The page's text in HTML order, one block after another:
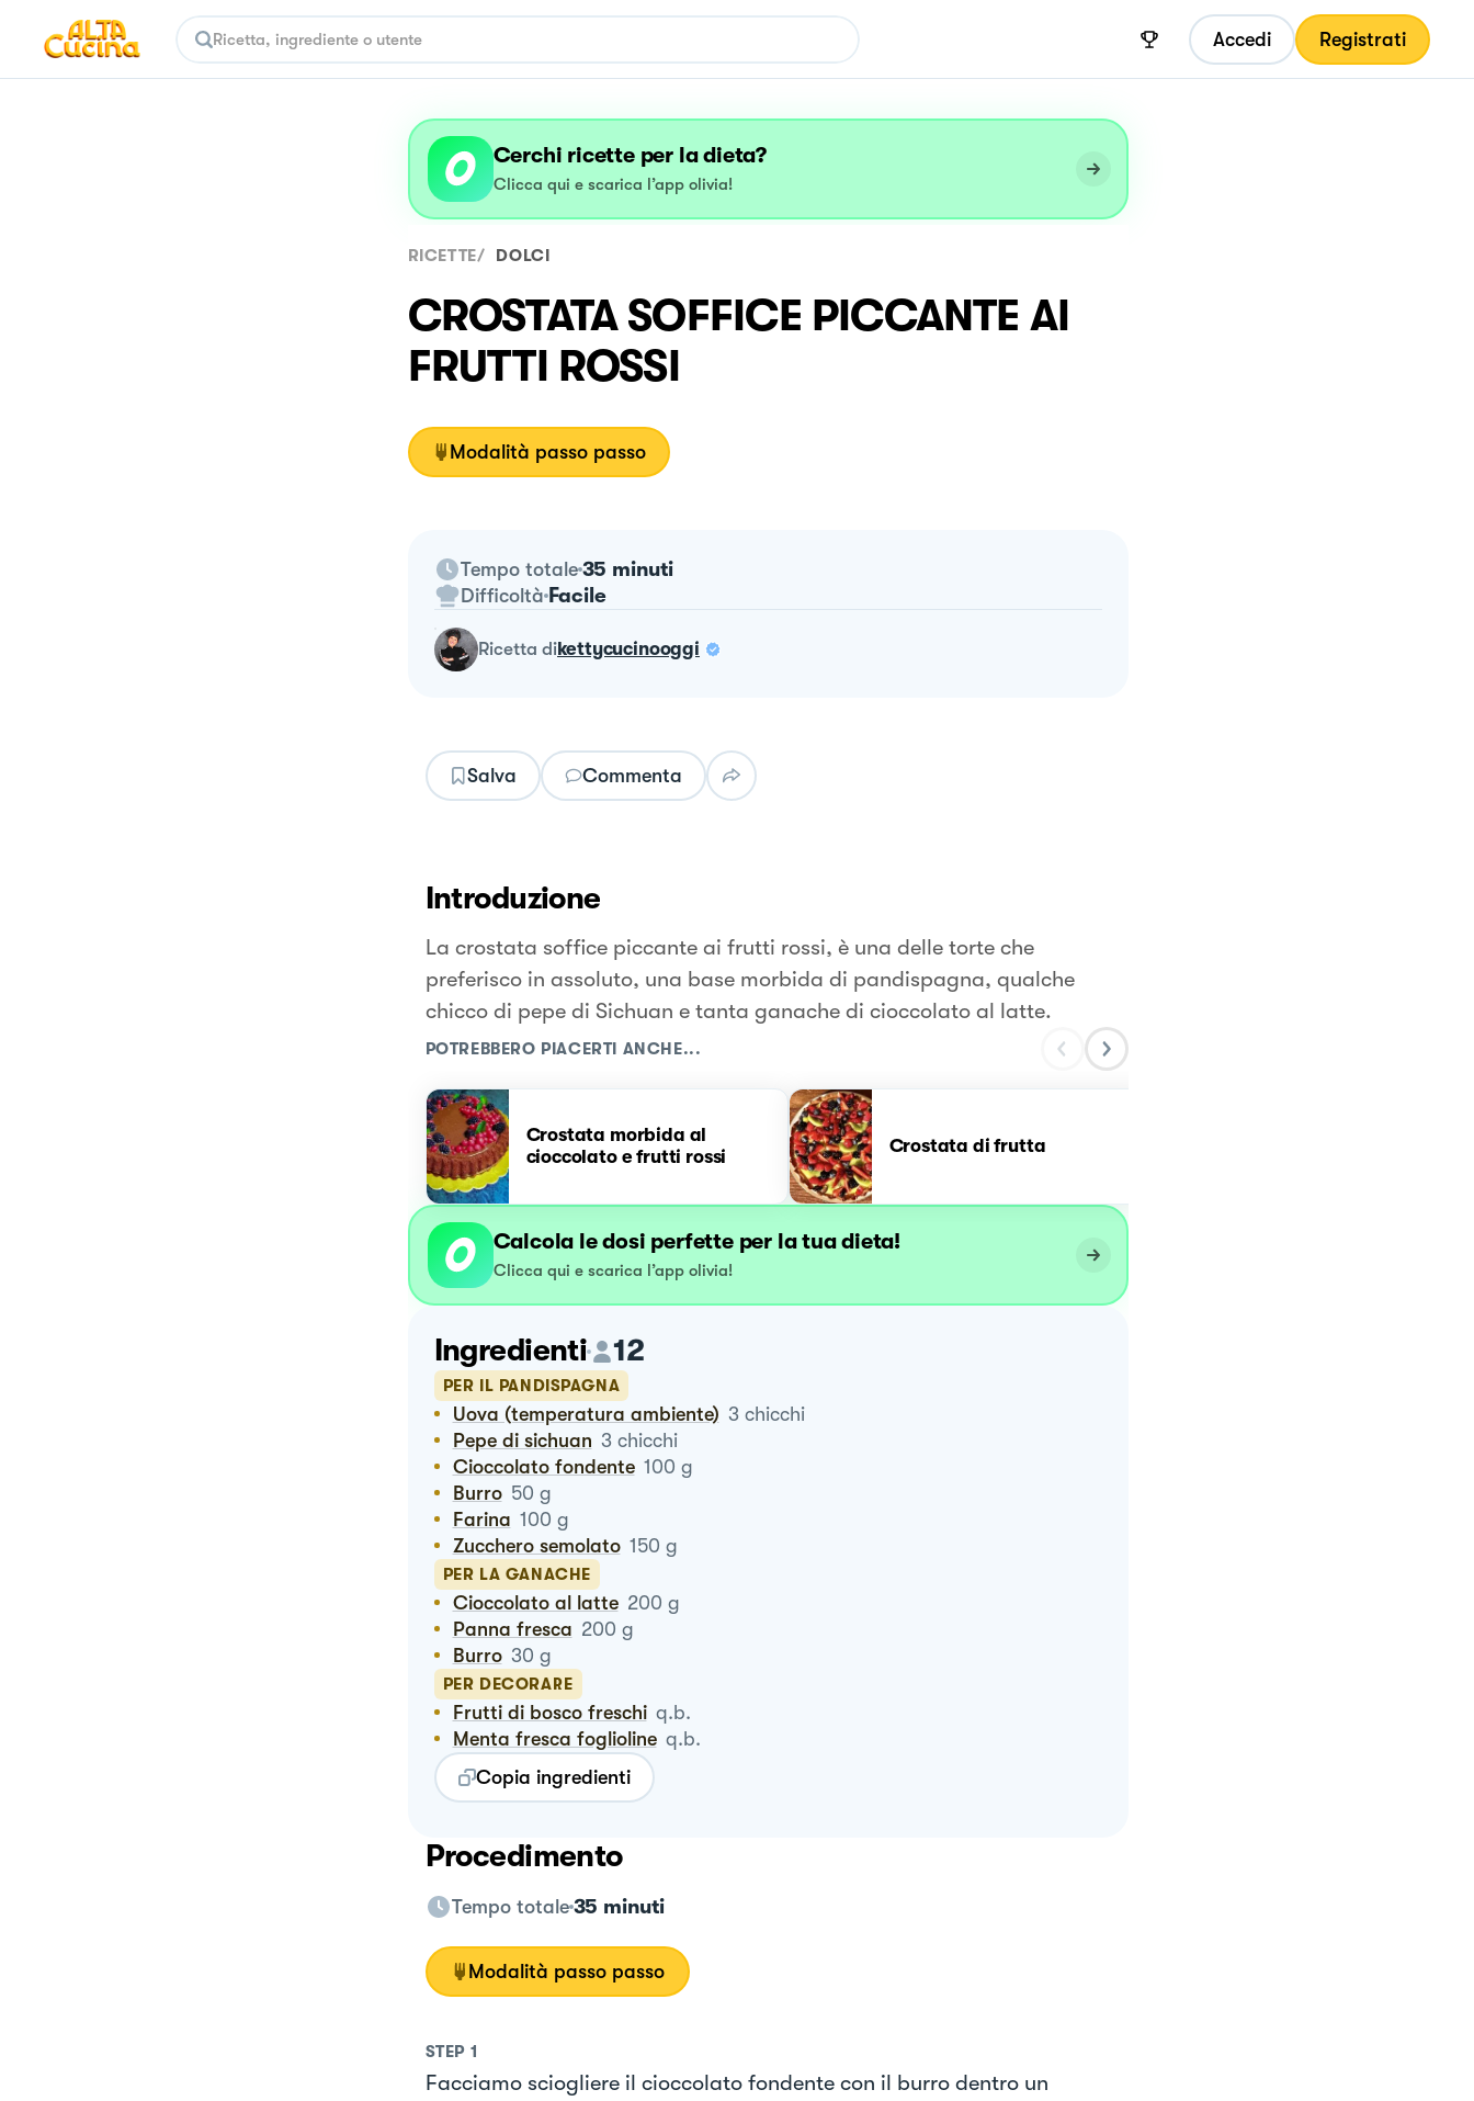
Accedi Registrati
Cerchi ricette per la dieta?
Clicca qui e scarica l’app olivia!
RICETTE/ DOLCI
CROSTATA SOFFICE PICCANTE AI
FRUTTI ROSSI
Modalità passo passo
Tempo totale 35 minuti
Difficoltà Facile
ricetta dikettycucinooggi
Salva Commenta
Introduzione
La crostata soffice piccante ai frutti rossi, è una delle torte che
preferisco in assoluto, una base morbida di pandispagna, qualche
chicco di pepe di Sichuan e tanta ganache di cioccolato al latte.
POTREBBERO PIACERTI ANCHE...
Crostata morbida al
cioccolato e frutti rossi
Crostata di frutta
Calcola le dosi perfette per la tua dieta!
Clicca qui e scarica l’app olivia!
Ingredienti 12
PER IL PANDISPAGNA
Uova (temperatura ambiente) 3 chicchi
Pepe di sichuan 3 chicchi
Cioccolato fondente 100 g
Burro 50 g
Farina 100 g
Zucchero semolato 150 g
PER LA GANACHE
Cioccolato al latte 200 g
Panna fresca 200 g
Burro 30 g
PER DECORARE
Frutti di bosco freschi q.b.
Menta fresca foglioline q.b.
Copia ingredienti
Procedimento
Tempo totale 35 minuti
Modalità passo passo
STEP 1
Facciamo sciogliere il cioccolato fondente con il burro dentro un